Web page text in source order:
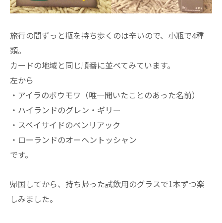
旅行の間ずっと瓶を持ち歩くのは辛いので、小瓶で4種
類。
カードの地域と同じ順番に並べてみています。
左から
・アイラのボウモワ（唯一聞いたことのあった名前）
・ハイランドのグレン・ギリー
・スペイサイドのベンリアック
・ローランドのオーヘントッシャン
です。
帰国してから、持ち帰った試飲用のグラスで1本ずつ楽
しみました。